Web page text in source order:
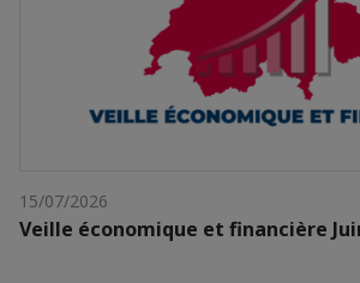
15/07/2026
Veille économique et financière